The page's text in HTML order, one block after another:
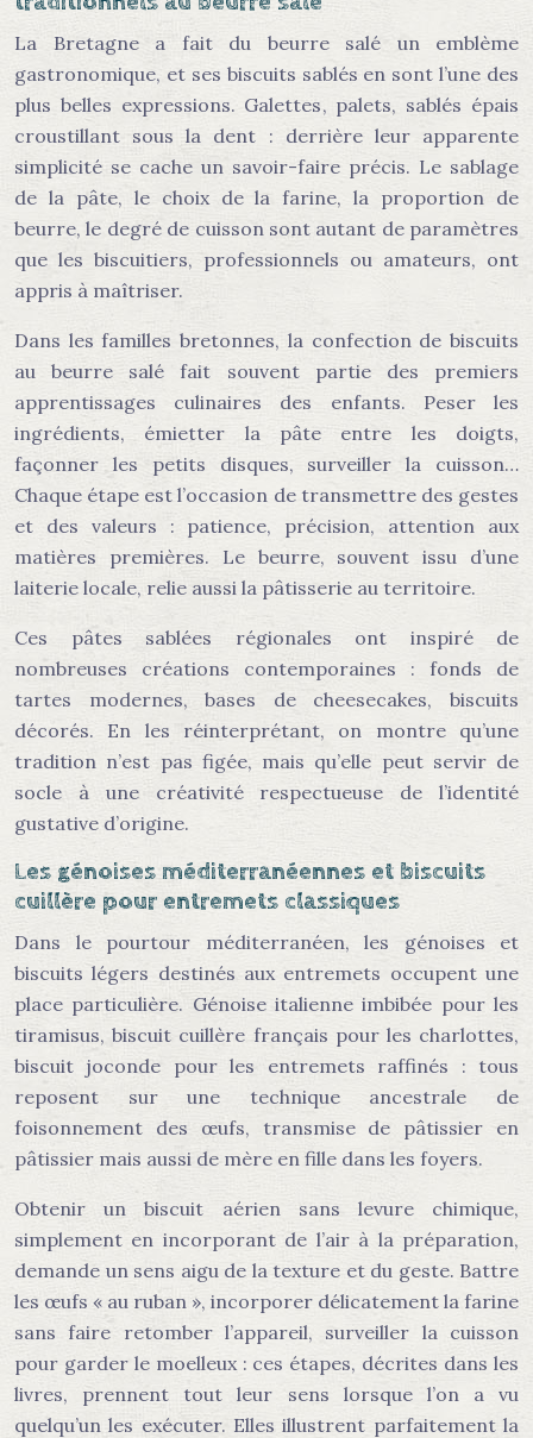
La Bretagne a fait du beurre salé un emblème
gastronomique, et ses biscuits sablés en sont l’une des
plus belles expressions. Galettes, palets, sablés épais
croustillant sous la dent : derrière leur apparente
simplicité se cache un savoir-faire précis. Le sablage
de la pâte, le choix de la farine, la proportion de
beurre, le degré de cuisson sont autant de paramètres
que les biscuitiers, professionnels ou amateurs, ont
appris à maîtriser.
Dans les familles bretonnes, la confection de biscuits
au beurre salé fait souvent partie des premiers
apprentissages culinaires des enfants. Peser les
ingrédients, émietter la pâte entre les doigts,
façonner les petits disques, surveiller la cuisson…
Chaque étape est l’occasion de transmettre des gestes
et des valeurs : patience, précision, attention aux
matières premières. Le beurre, souvent issu d’une
laiterie locale, relie aussi la pâtisserie au territoire.
Ces pâtes sablées régionales ont inspiré de
nombreuses créations contemporaines : fonds de
tartes modernes, bases de cheesecakes, biscuits
décorés. En les réinterprétant, on montre qu’une
tradition n’est pas figée, mais qu’elle peut servir de
socle à une créativité respectueuse de l’identité
gustative d’origine.
Les génoises méditerranéennes et biscuits
cuillère pour entremets classiques
Dans le pourtour méditerranéen, les génoises et
biscuits légers destinés aux entremets occupent une
place particulière. Génoise italienne imbibée pour les
tiramisus, biscuit cuillère français pour les charlottes,
biscuit joconde pour les entremets raffinés : tous
reposent sur une technique ancestrale de
foisonnement des œufs, transmise de pâtissier en
pâtissier mais aussi de mère en fille dans les foyers.
Obtenir un biscuit aérien sans levure chimique,
simplement en incorporant de l’air à la préparation,
demande un sens aigu de la texture et du geste. Battre
les œufs « au ruban », incorporer délicatement la farine
sans faire retomber l’appareil, surveiller la cuisson
pour garder le moelleux : ces étapes, décrites dans les
livres, prennent tout leur sens lorsque l’on a vu
quelqu’un les exécuter. Elles illustrent parfaitement la